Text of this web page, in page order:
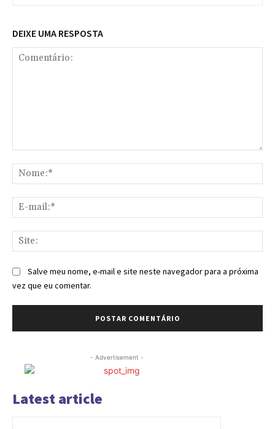
DEIXE UMA RESPOSTA
Salve meu nome, e-mail e site neste navegador para a próxima
vez que eu comentar.
- Advertisement -
Latest article